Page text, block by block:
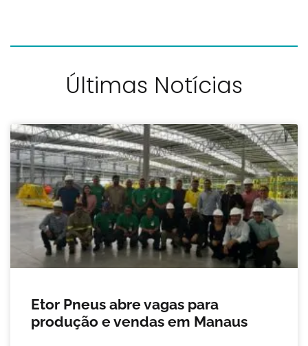
Últimas Notícias
Etor Pneus abre vagas para
produção e vendas em Manaus